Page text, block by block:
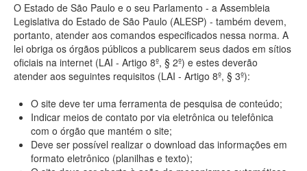
O Estado de São Paulo e o seu Parlamento - a Assembleia
Legislativa do Estado de São Paulo (ALESP) - também devem,
portanto, atender aos comandos especificados nessa norma. A
lei obriga os órgãos públicos a publicarem seus dados em sítios
oficiais na internet (LAI - Artigo 8º, § 2º) e estes deverão
atender aos seguintes requisitos (LAI - Artigo 8º, § 3º):
O site deve ter uma ferramenta de pesquisa de conteúdo;
Indicar meios de contato por via eletrônica ou telefônica
com o órgão que mantém o site;
Deve ser possível realizar o download das informações em
formato eletrônico (planilhas e texto);